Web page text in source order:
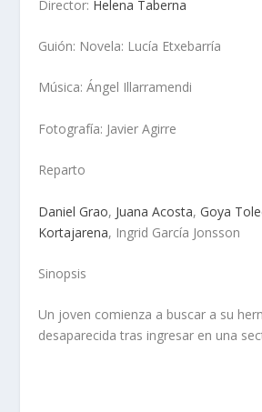
Director: Helena Taberna
Guión: Novela: Lucía Etxebarría
Música: Ángel Illarramendi
Fotografía: Javier Agirre
Reparto
Daniel Grao, Juana Acosta,Goya
Kortajarena, Ingrid García Jonsson
Sinopsis
Un joven comienza a buscar a su
desaparecida tras ingresar en una